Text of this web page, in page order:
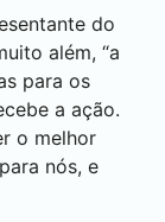
do
além, “a
para os
a ação.
o melhor
nós, e